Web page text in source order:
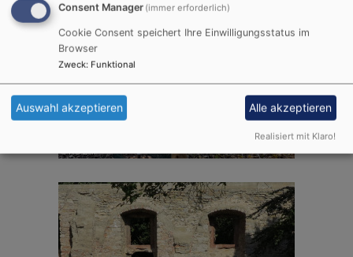
Consent Manager (immer erforderlich)
Cookie Consent speichert Ihre Einwilligungsstatus im
Browser
Zweck: Funktional
Auswahl akzeptieren Alle akzeptieren
Realisiert mit Klaro!